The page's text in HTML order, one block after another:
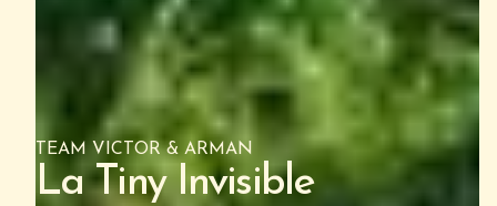
TEAM VICTOR & ARMAN
La Tiny Invisible